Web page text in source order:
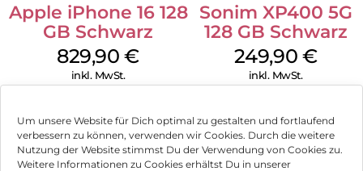
Um unsere Website für Dich optimal zu gestalten und fortlaufend
verbessern zu können, verwenden wir Cookies. Durch die weitere
Nutzung der Website stimmst Du der Verwendung von Cookies zu.
Weitere Informationen zu Cookies erhältst Du in unserer
Apple iPhone 16 128
GB Schwarz
829,90€
inkl. MwSt.
Sonim XP400 5G
128 GB Schwarz
249,90 €
inkl. MwSt.
Impressum